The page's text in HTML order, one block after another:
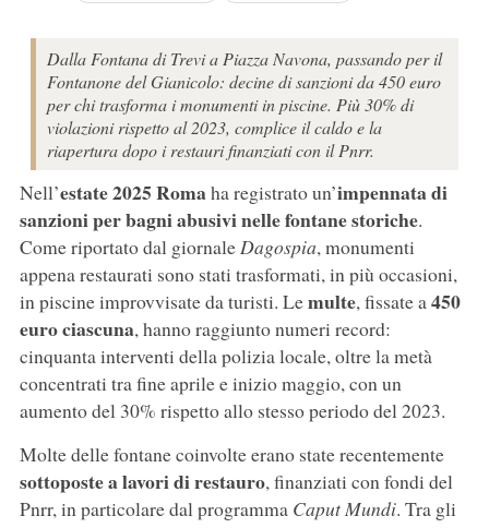
Dalla Fontana di Trevi a Piazza Navona, passando per il
Fontanone del Gianicolo: decine di sanzioni da 450 euro
per chi trasforma i monumenti in piscine. Più 30% di
violazioni rispetto al 2023, complice il caldo e la
riapertura dopo i restauri finanziati con il Pnrr.
Nell’estate 2025Romaha registrato un’impennata di
sanzioni per bagni abusivi nelle fontane storiche.
Come riportato dal giornaleDagospia, monumenti
appena restaurati sono stati trasformati, in più occasioni,
in piscine improvvisate da turisti. Lemulte, fissate a450
euro ciascuna, hanno raggiunto numeri record:
cinquanta interventi della polizia locale, oltre la metà
concentrati tra fine aprile e inizio maggio, con un
aumento del 30% rispetto allo stesso periodo del 2023.
Molte delle fontane coinvolte erano state recentemente
sottoposte a lavori di restauro, finanziati con fondi del
Pnrr, in particolare dal programma Caput Mundi. Tra gli